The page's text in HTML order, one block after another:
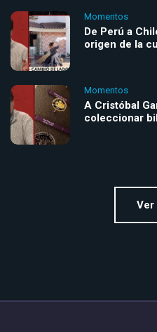
Momentos
De Perú a
origen de la
Momentos
A Cristóbal
coleccionar
Ver